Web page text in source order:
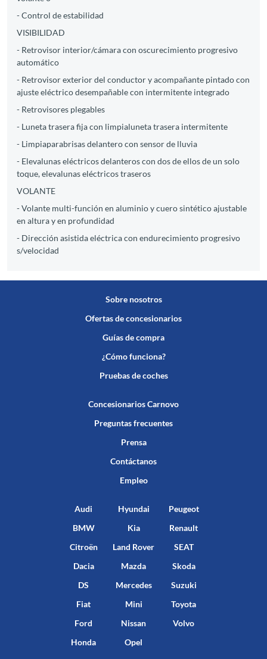
- Control de estabilidad
VISIBILIDAD
- Retrovisor interior/cámara con oscurecimiento progresivo
automático
- Retrovisor exterior del conductor y acompañante pintado con
ajuste eléctrico desempañable con intermitente integrado
- Retrovisores plegables
- Luneta trasera fija con limpialuneta trasera intermitente
- Limpiaparabrisas delantero con sensor de lluvia
- Elevalunas eléctricos delanteros con dos de ellos de un solo
toque, elevalunas eléctricos traseros
VOLANTE
- Volante multi-función en aluminio y cuero sintético ajustable
en altura y en profundidad
- Dirección asistida eléctrica con endurecimiento progresivo
s/velocidad
Sobre nosotros
Ofertas de concesionarios
Guías de compra
¿Cómo funciona?
Pruebas de coches
Concesionarios Carnovo
Preguntas frecuentes
Prensa
Contáctanos
Empleo
Audi
BMW
Citroën
Dacia
DS
Fiat
Ford
Honda
Hyundai
Kia
Land Rover
Mazda
Mercedes
Mini
Nissan
Opel
Peugeot
Renault
SEAT
Skoda
Suzuki
Toyota
Volvo